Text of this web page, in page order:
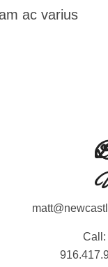
ac varius
Call: